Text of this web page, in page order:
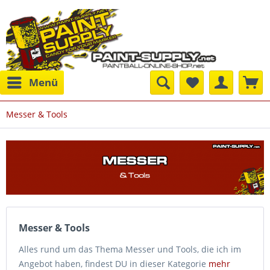
Menü
Messer & Tools
Messer & Tools
Alles rund um das Thema Messer und Tools, die ich im
Angebot haben, findest DU in dieser Kategorie mehr